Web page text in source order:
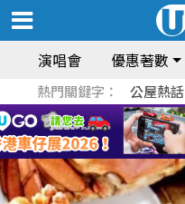
演唱會 優惠著數
熱門關鍵字： 公屋熱話